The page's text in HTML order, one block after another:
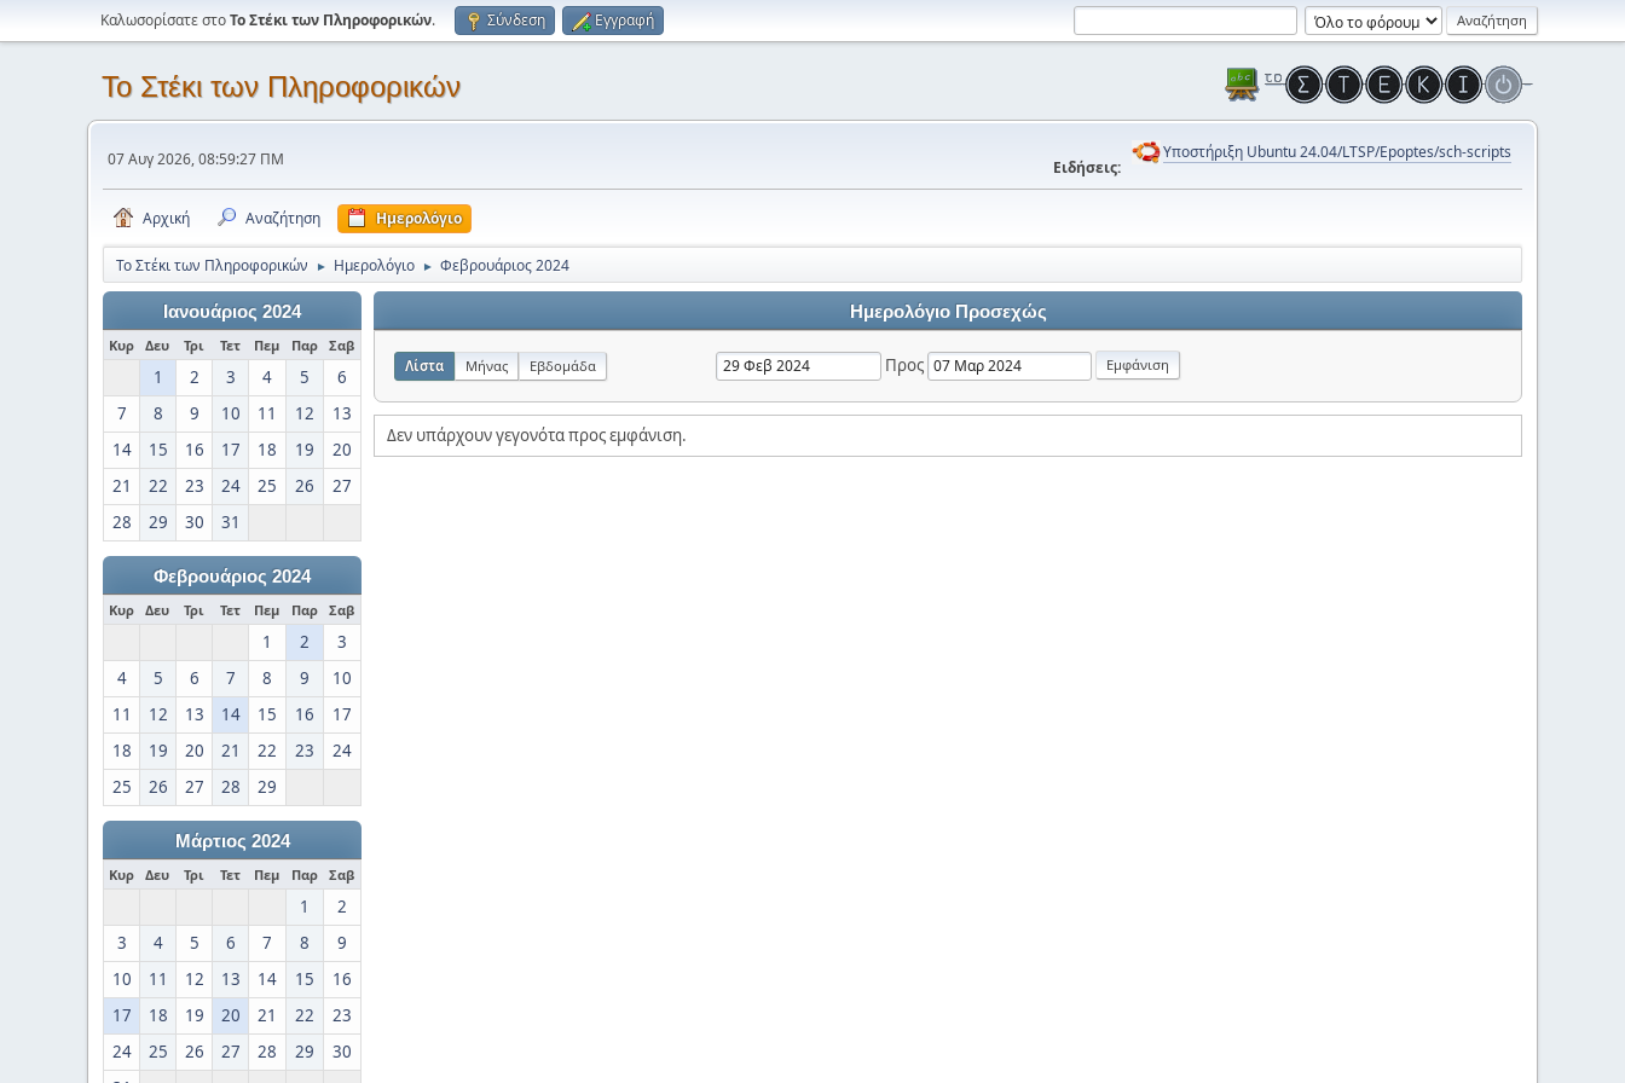
Καλωσορίσατε στοΤο Στέκι των Πληροφορικών. Σύνδεση Εγγραφή
Το Στέκι των Πληροφορικών
07 Αυγ 2026, 08:59:27 ΠΜ Ειδήσεις:
Υποστήριξη Ubuntu 24.04/LTSP/Epoptes/sch-scripts
Αρχική Αναζήτηση Ημερολόγιο
Το Στέκι των Πληροφορικών ► Ημερολόγιο ► Φεβρουάριος 2024
Ιανουάριος 2024
Κυρ Δευ Τρι Τετ Πεμ Παρ Σαβ
1 2 3 4 5
6
7
8 9 10 11 12
13
14
15 16 17 18 19
20
21
22 23 24 25 26
27
28
29 30 31
Φεβρουάριος 2024
Κυρ Δευ Τρι Τετ Πεμ Παρ Σαβ
1 2
3
4
5 6 7 8 9
10
11
12 13 14 15 16
17
18
19 20 21 22 23
24
25
26 27 28 29
Μάρτιος 2024
Κυρ Δευ Τρι Τετ Πεμ Παρ Σαβ
1
2
3
4 5 6 7 8
9
10
11 12 13 14 15
16
17
18 19 20 21 22
23
24
25 26 27 28 29
30
Ημερολόγιο Προσεχώς
Λίστα Μήνας Εβδομάδα Προς
Δεν υπάρχουν γεγονότα προς εμφάνιση.